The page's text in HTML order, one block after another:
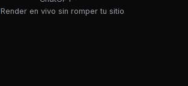
Render en vivo sin romper tu sitio